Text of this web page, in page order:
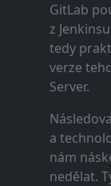
GitLab
z
tedy
verze
Server.
a
nám
nedělat.